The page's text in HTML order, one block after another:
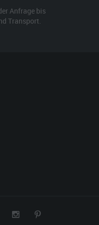
Anfrage bis
Transport.